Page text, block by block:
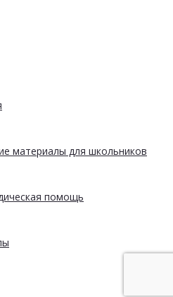
материалы для школьников
помощь